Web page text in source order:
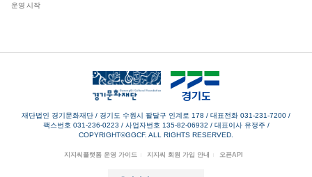
운영 시작
재단법인 경기문화재단 / 경기도 수원시 팔달구 인계로 178 / 대표전화 031-231-7200 /
팩스번호 031-236-0223 / 사업자번호 135-82-06932 / 대표이사 유정주/
COPYRIGHT©GGCF. ALL RIGHTS RESERVED.
지지씨플랫폼 운영 가이드 지지씨 회원 가입 안내 오픈API